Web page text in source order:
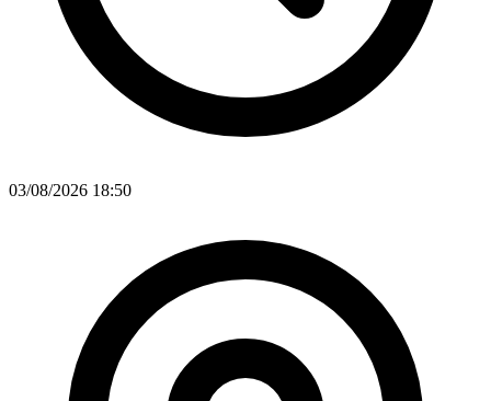
03/08/2026 18:50